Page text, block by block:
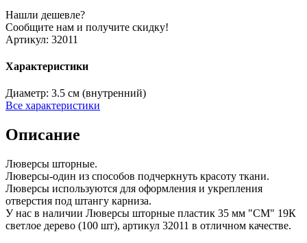
Нашли дешевле?
Сообщите нам и получите скидку!
Артикул: 32011
Характеристики
Диаметр: 3.5 см (внутренний)
Все характеристики
Описание
Люверсы шторные.
Люверсы-один из способов подчеркнуть красоту ткани.
Люверсы используются для оформления и укрепления
отверстия под штангу карниза.
У нас в наличии Люверсы шторные пластик 35 мм "СМ" 19К
светлое дерево (100 шт), артикул 32011 в отличном качестве.